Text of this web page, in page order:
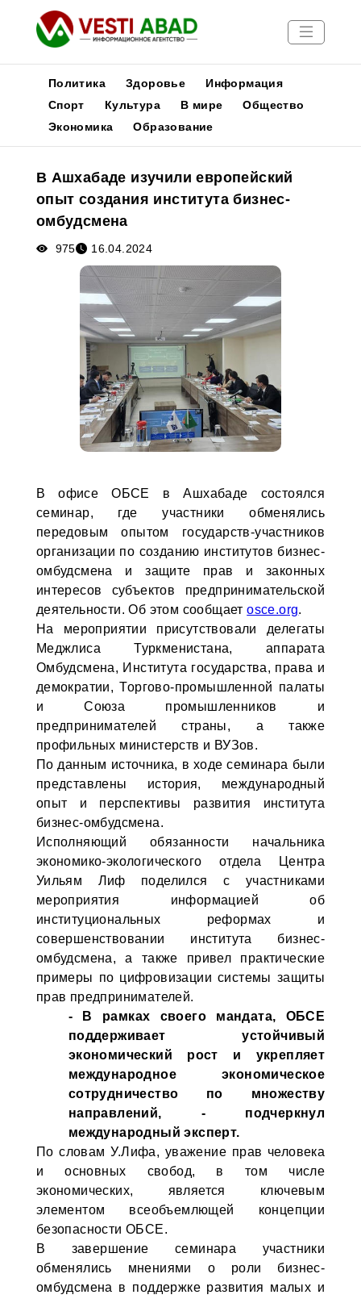
Новости
Медиа
Афиша
Политика Здоровье
Информация
Спорт
Культура В мире
Общество
Экономика
Образование
В Ашхабаде изучили европейский
опыт создания института бизнес-
омбудсмена
975 16.04.2024
В офисе ОБСЕ в Ашхабаде состоялся
семинар, где участники обменялись
передовым опытом государств-участников
организации по созданию институтов бизнес-
омбудсмена и защите прав и законных
интересов субъектов предпринимательской
деятельности. Об этом сообщаетosce.org.
На мероприятии присутствовали делегаты
Меджлиса Туркменистана, аппарата
Омбудсмена, Института государства, права и
демократии, Торгово-промышленной палаты
и Союза промышленников и
предпринимателей страны, а также
профильных министерств и ВУЗов.
По данным источника, в ходе семинара были
представлены история, международный
опыт и перспективы развития института
бизнес-омбудсмена.
Исполняющий обязанности начальника
экономико-экологического отдела Центра
Уильям Лиф поделился с участниками
мероприятия информацией об
институциональных реформах и
совершенствовании института бизнес-
омбудсмена, а также привел практические
примеры по цифровизации системы защиты
прав предпринимателей.
- В рамках своего мандата, ОБСЕ
поддерживает устойчивый
экономический рост и укрепляет
международное экономическое
сотрудничество по множеству
направлений, - подчеркнул
международный эксперт.
По словам У.Лифа, уважение прав человека
и основных свобод, в том числе
экономических, является ключевым
элементом всеобъемлющей концепции
безопасности ОБСЕ.
В завершение семинара участники
обменялись мнениями о роли бизнес-
омбудсмена в поддержке развития малых и